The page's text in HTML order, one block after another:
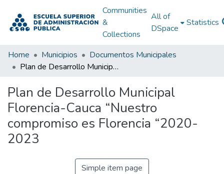
Communities
&
Collections
All of
DSpace
Statistics
Home Municipios
Documentos Municipales
Plan de Desarrollo Municipal Florencia-Cauca “Nuestro compromiso es Florencia “2020-2023
Plan de Desarrollo Municipal
Florencia-Cauca “Nuestro
compromiso es Florencia “2020-
2023
Simple item page